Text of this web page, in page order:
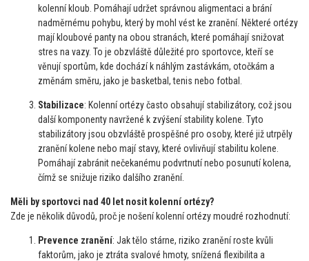
kolenní kloub. Pomáhají udržet správnou aligmentaci a brání
nadměrnému pohybu, který by mohl vést ke zranění. Některé ortézy
mají kloubové panty na obou stranách, které pomáhají snižovat
stres na vazy. To je obzvláště důležité pro sportovce, kteří se
věnují sportům, kde dochází k náhlým zastávkám, otočkám a
změnám směru, jako je basketbal, tenis nebo fotbal.
Stabilizace: Kolenní ortézy často obsahují stabilizátory, což jsou
další komponenty navržené k zvýšení stability kolene. Tyto
stabilizátory jsou obzvláště prospěšné pro osoby, které již utrpěly
zranění kolene nebo mají stavy, které ovlivňují stabilitu kolene.
Pomáhají zabránit nečekanému podvrtnutí nebo posunutí kolena,
čímž se snižuje riziko dalšího zranění.
Měli by sportovci nad 40 let nosit kolenní ortézy?
Zde je několik důvodů, proč je nošení kolenní ortézy moudré rozhodnutí:
Prevence zranění: Jak tělo stárne, riziko zranění roste kvůli
faktorům, jako je ztráta svalové hmoty, snížená flexibilita a